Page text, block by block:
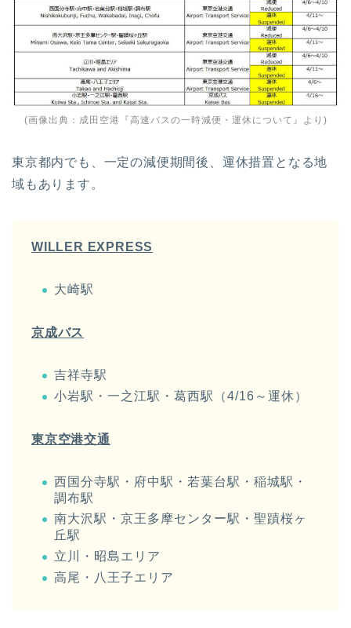
(画像出典： 成田空港『高速バスの一時減便・運休について』 より)
東京都内でも、一定の減便期間後、運休措置となる地
域もあります。
WILLER EXPRESS
大崎駅
京成バス
吉祥寺駅
小岩駅・一之江駅・葛西駅（4/16～運休）
東京空港交通
西国分寺駅・府中駅・若葉台駅・稲城駅・
調布駅
南大沢駅・京王多摩センター駅・聖蹟桜ヶ
丘駅
立川・昭島エリア
高尾・八王子エリア